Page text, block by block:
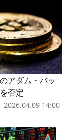
アダム・バッ
否定
2026.04.09 14:00